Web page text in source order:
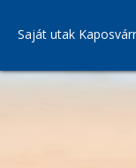
Saját utak